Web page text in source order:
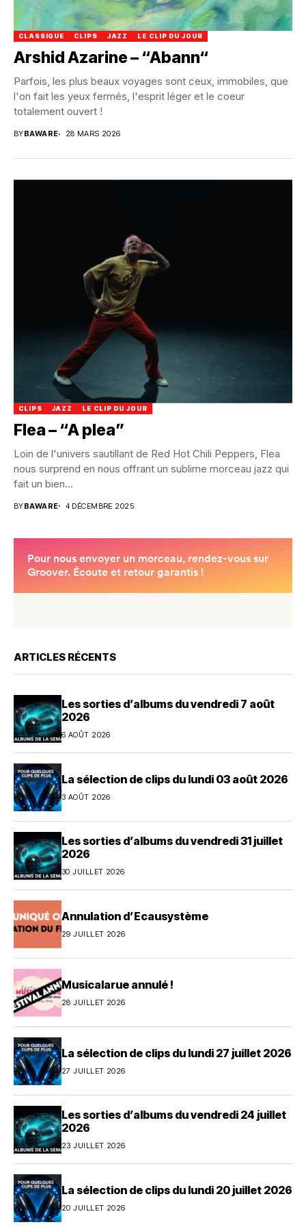
CLASSIQUE CLIPS JAZZ LE CLIP DU JOUR
Arshid Azarine – “Abann“
Parfois, les plus beaux voyages sont ceux, immobiles, que
l'on fait les yeux fermés, l'esprit léger et le coeur
totalement ouvert !
BYBAWARE 28 MARS 2026
CLIPS JAZZ LE CLIP DU JOUR
Flea – “A plea”
Loin de l'univers sautillant de Red Hot Chili Peppers, Flea
nous surprend en nous offrant un sublime morceau jazz qui
fait un bien...
BYBAWARE 4 DÉCEMBRE 2025
ARTICLES RÉCENTS
Les sorties d’albums du vendredi 7 août
2026
6 AOÛT 2026
La sélection de clips du lundi 03 août 2026
3 AOÛT 2026
Les sorties d’albums du vendredi 31 juillet
2026
30 JUILLET 2026
Annulation d’Ecausystème
29 JUILLET 2026
Musicalarue annulé !
28 JUILLET 2026
La sélection de clips du lundi 27 juillet 2026
27 JUILLET 2026
Les sorties d’albums du vendredi 24 juillet
2026
23 JUILLET 2026
La sélection de clips du lundi 20 juillet 2026
20 JUILLET 2026